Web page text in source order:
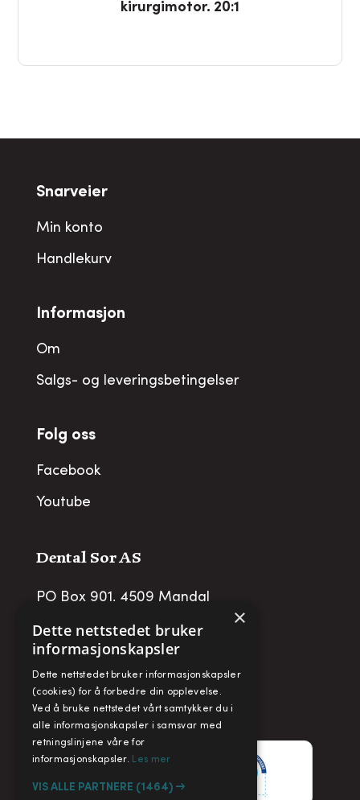
kirurgimotor. 20:1
Snarveier
Min konto
Handlekurv
Informasjon
Om
Salgs- og leveringsbetingelser
Folg oss
Facebook
Youtube
Dental Sor AS
PO Box 901, 4509 Mandal
post@dentalsor.no
Org no:948 782 979 VAT
Telefon:
+47 38 27 88 88
Fax: + 47 38 27 88 89
×
Dette nettstedet bruker
informasjonskapsler
Dette nettstedet bruker informasjonskapsler
(cookies) for å forbedre din opplevelse.
Ved å bruke nettstedet vårt samtykker du i
alle informasjonskapsler i samsvar med
retningslinjene våre for
informasjonskapsler. Les mer
VIS ALLE PARTNERE (1464) →